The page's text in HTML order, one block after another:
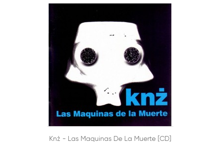
DODAJ DO KOSZYKA SZYBKI PODGLĄD
Knż - Las Maquinas De La Muerte [CD]